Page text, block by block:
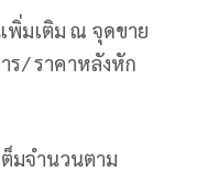
พิ่มเติม ณ จุดขาย
ร/ ราคาหลังหัก
มจำนวนตาม